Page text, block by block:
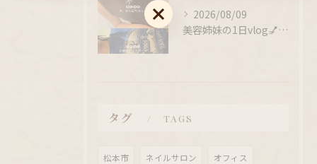
2026/08/09
美容姉妹の1日vlog💅💇‍♀️💛
タグ TAGS
松本市 ネイルサロン オフィス
お問い合わせはこちら